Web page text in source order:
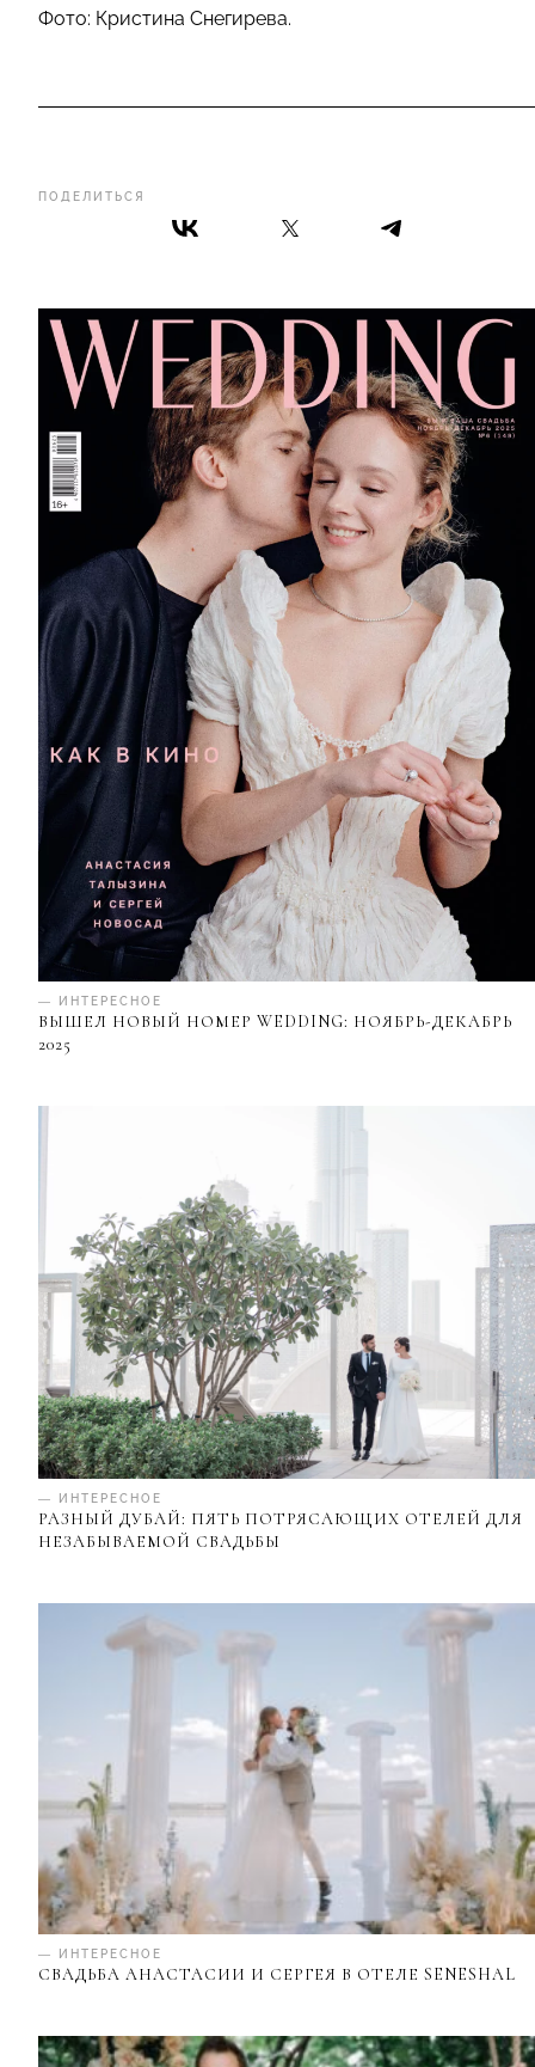
ПОДЕЛИТЬСЯ
— ИНТЕРЕСНОЕ
ВЫШЕЛ НОВЫЙ НОМЕР WEDDING: НОЯБРЬ-ДЕКАБРЬ
2025
— ИНТЕРЕСНОЕ
РАЗНЫЙ ДУБАЙ: ПЯТЬ ПОТРЯСАЮЩИХ ОТЕЛЕЙ ДЛЯ
НЕЗАБЫВАЕМОЙ СВАДЬБЫ
— ИНТЕРЕСНОЕ
СВАДЬБА АНАСТАСИИ И СЕРГЕЯ В ОТЕЛЕ SENESHAL
Фото: Кристина Снегирева.